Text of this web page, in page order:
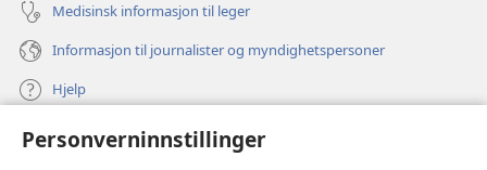
Personverninnstillinger
Medisinsk informasjon til leger
Informasjon til journalister og myndighetspersoner
Hjelp
Bidrag
(åpner